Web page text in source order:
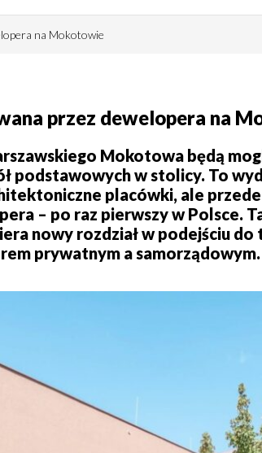
na Mokotowie
przez dewelopera na
Mokotowa będą
podstawowych w stolicy. To
placówki, ale
– po raz pierwszy w Polsce.
nowy rozdział w podejściu
prywatnym a samorządowym.